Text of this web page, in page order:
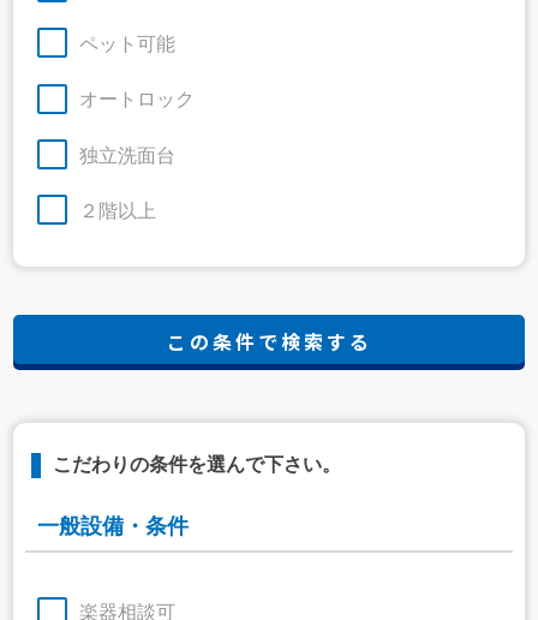
ペット可能
オートロック
独立洗面台
２階以上
こだわりの条件を選んで下さい。
一般設備・条件
楽器相談可